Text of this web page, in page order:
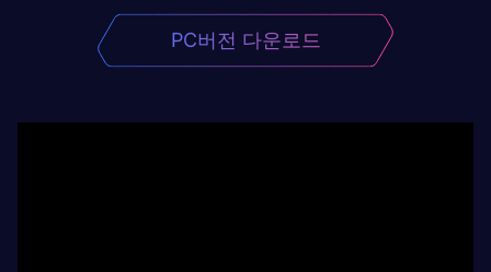
PC버전 다운로드